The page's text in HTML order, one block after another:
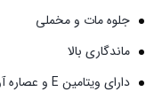
جلوه مات و مخملی
ماندگاری بالا
دارای ویتامین E و عصاره آووکادو